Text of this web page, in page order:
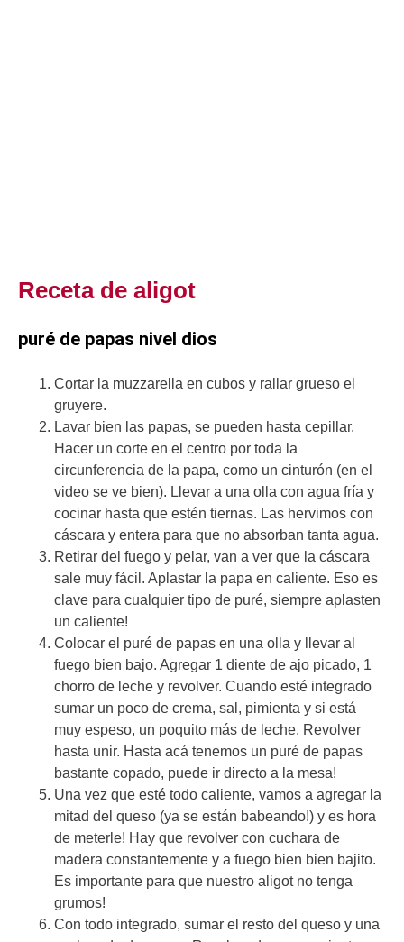
Receta de aligot
puré de papas nivel dios
Cortar la muzzarella en cubos y rallar grueso el
gruyere.
Lavar bien las papas, se pueden hasta cepillar.
Hacer un corte en el centro por toda la
circunferencia de la papa, como un cinturón (en el
video se ve bien). Llevar a una olla con agua fría y
cocinar hasta que estén tiernas. Las hervimos con
cáscara y entera para que no absorban tanta agua.
Retirar del fuego y pelar, van a ver que la cáscara
sale muy fácil. Aplastar la papa en caliente. Eso es
clave para cualquier tipo de puré, siempre aplasten
un caliente!
Colocar el puré de papas en una olla y llevar al
fuego bien bajo. Agregar 1 diente de ajo picado, 1
chorro de leche y revolver. Cuando esté integrado
sumar un poco de crema, sal, pimienta y si está
muy espeso, un poquito más de leche. Revolver
hasta unir. Hasta acá tenemos un puré de papas
bastante copado, puede ir directo a la mesa!
Una vez que esté todo caliente, vamos a agregar la
mitad del queso (ya se están babeando!) y es hora
de meterle! Hay que revolver con cuchara de
madera constantemente y a fuego bien bien bajito.
Es importante para que nuestro aligot no tenga
grumos!
Con todo integrado, sumar el resto del queso y una